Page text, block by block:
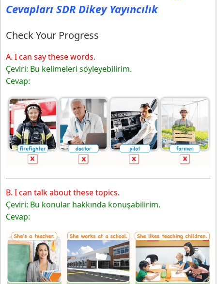
Cevapları SDR Dikey Yayıncılık
Check Your Progress
A. I can say these words.
Çeviri: Bu kelimeleri söyleyebilirim.
Cevap:
B. I can talk about these topics.
Çeviri: Bu konular hakkında konuşabilirim.
Cevap: